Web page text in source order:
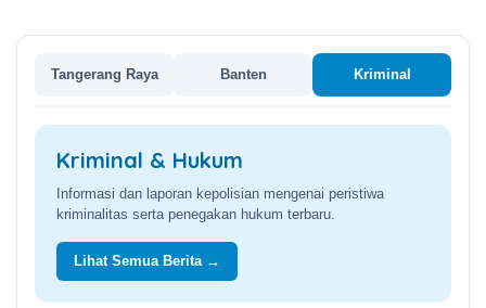
Tangerang Raya Banten Kriminal
Tangerang Raya
Dapatkan informasi terkini, peristiwa penting, dan kabar
terbaru seputar wilayah Tangerang Raya dan sekitarnya.
Lihat Semua Berita →